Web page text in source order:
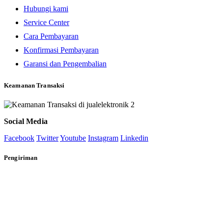
Hubungi kami
Service Center
Cara Pembayaran
Konfirmasi Pembayaran
Garansi dan Pengembalian
Keamanan Transaksi
Social Media
Facebook TwitterYoutube Instagram Linkedin
Pengiriman